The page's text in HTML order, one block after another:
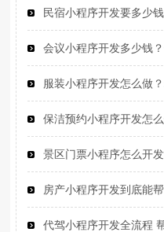
民宿小程序开发要多少
会议小程序开发多少钱
服装小程序开发怎么做
保洁预约小程序开发怎
景区门票小程序怎么开
房产小程序开发到底能
代驾小程序开发全流程